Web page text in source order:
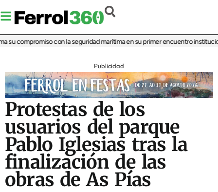
compromiso con la seguridad marítima en su primer encuentro institucional
Publicidad
Protestas de los
usuarios del parque
Pablo Iglesias tras la
finalización de las
obras de As Pías